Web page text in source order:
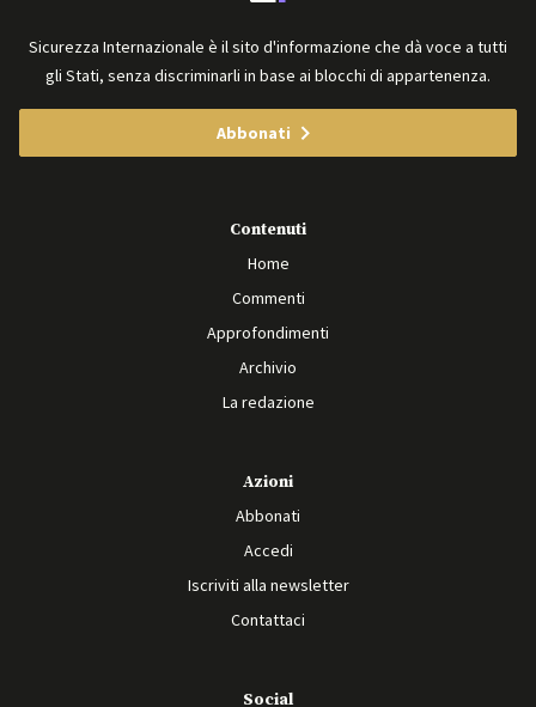
Sicurezza Internazionale è il sito d'informazione che dà voce a tutti
gli Stati, senza discriminarli in base ai blocchi di appartenenza.
Abbonati
Contenuti
Home
Commenti
Approfondimenti
Archivio
La redazione
Azioni
Abbonati
Accedi
Iscriviti alla newsletter
Contattaci
Social